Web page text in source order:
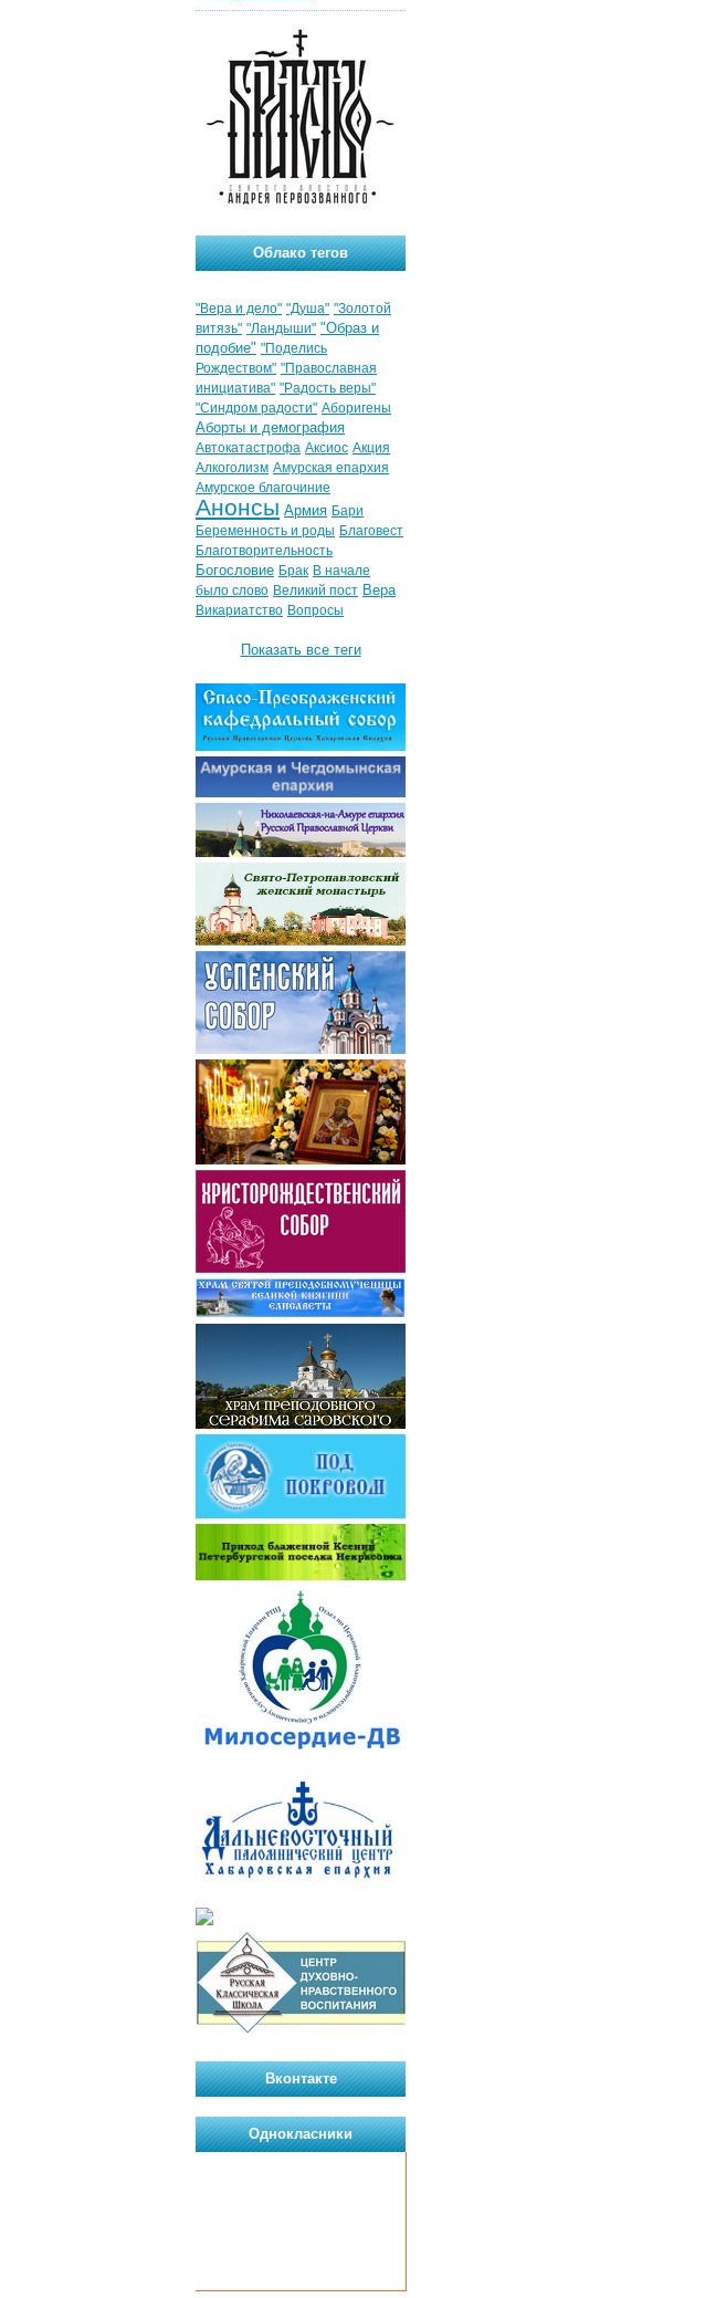
Облако тегов
"Вера и дело" "Душа" "Золотой
витязь" "Ландыши" "Образ и
подобие" "Поделись
Рождеством" "Православная
инициатива" "Радость веры"
"Синдром радости" Аборигены
Аборты и демография
Автокатастрофа Аксиос Акция
Алкоголизм Амурская епархия
Амурское благочиние
Анонсы Армия Бари
Беременность и роды Благовест
Благотворительность
Богословие Брак В начале
было слово Великий пост Вера
Викариатство Вопросы
Показать все теги
Вконтакте
Однокласники